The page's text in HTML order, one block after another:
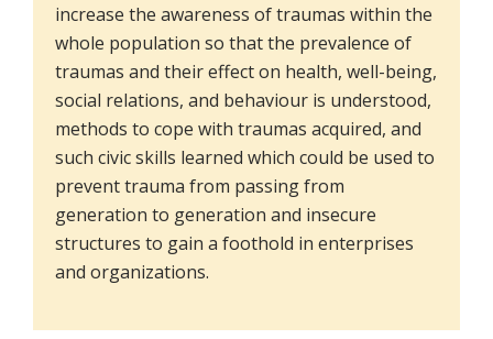
increase the awareness of traumas within the
whole population so that the prevalence of
traumas and their effect on health, well-being,
social relations, and behaviour is understood,
methods to cope with traumas acquired, and
such civic skills learned which could be used to
prevent trauma from passing from
generation to generation and insecure
structures to gain a foothold in enterprises
and organizations.